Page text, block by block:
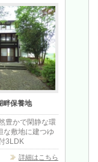
畔保養地
豊かで閑静な環
敷地に建つゆ
3LDK
詳細はこちら